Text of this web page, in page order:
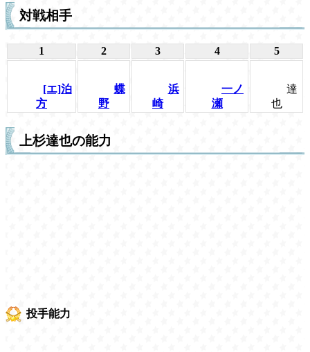
対戦相手
1 2 3 4 5
[エ]泊
方
蝶
野
浜
崎
一ノ
瀬
達
也
上杉達也の能力
投手能力